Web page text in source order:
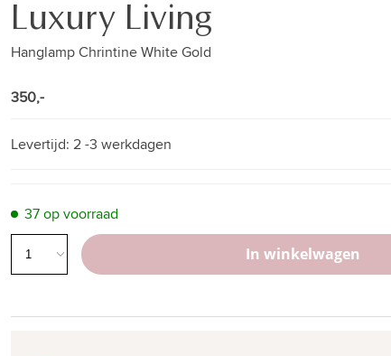
Luxury Living
Hanglamp Chrintine White Gold
350,-
Levertijd: 2 -3 werkdagen
37 op voorraad
In winkelwagen